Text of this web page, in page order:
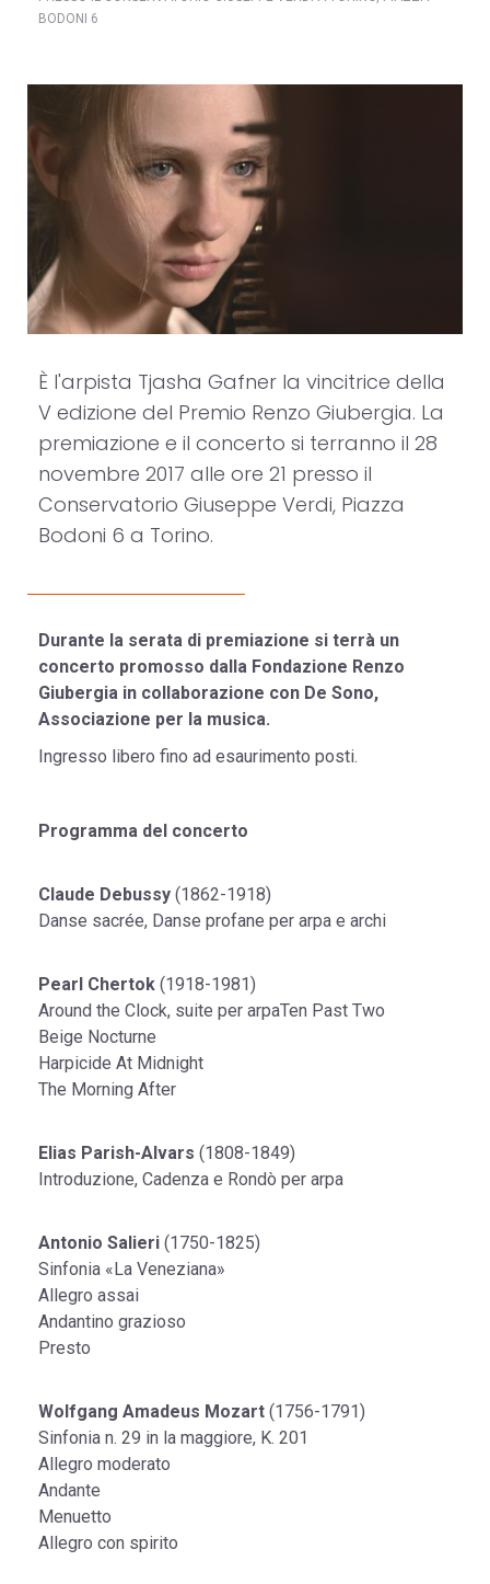
BODONI 6
È l'arpista Tjasha Gafner la vincitrice della
V edizione del Premio Renzo Giubergia. La
premiazione e il concerto si terranno il 28
novembre 2017 alle ore 21 presso il
Conservatorio Giuseppe Verdi, Piazza
Bodoni 6 a Torino.
Durante la serata di premiazione si terrà un
concerto promosso dalla Fondazione Renzo
Giubergia in collaborazione con De Sono,
Associazione per la musica.
Ingresso libero fino ad esaurimento posti.
Programma del concerto
Claude Debussy (1862-1918)
Danse sacrée, Danse profane per arpa e archi
Pearl Chertok (1918-1981)
Around the Clock, suite per arpaTen Past Two
Beige Nocturne
Harpicide At Midnight
The Morning After
Elias Parish-Alvars (1808-1849)
Introduzione, Cadenza e Rondò per arpa
Antonio Salieri (1750-1825)
Sinfonia «La Veneziana»
Allegro assai
Andantino grazioso
Presto
Wolfgang Amadeus Mozart (1756-1791)
Sinfonia n. 29 in la maggiore, K. 201
Allegro moderato
Andante
Menuetto
Allegro con spirito